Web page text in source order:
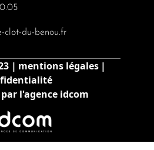
clot-du-benou.fr
mentions légales
l'agence idcom